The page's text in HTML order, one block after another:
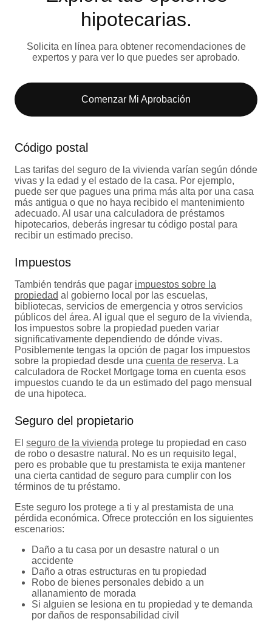
hipotecarias.
Solicita en línea para obtener recomendaciones de
expertos y para ver lo que puedes ser aprobado.
Comenzar Mi Aprobación
Código postal
Las tarifas del seguro de la vivienda varían según dónde
vivas y la edad y el estado de la casa. Por ejemplo,
puede ser que pagues una prima más alta por una casa
más antigua o que no haya recibido el mantenimiento
adecuado. Al usar una calculadora de préstamos
hipotecarios, deberás ingresar tu código postal para
recibir un estimado preciso.
Impuestos
También tendrás que pagar impuestos sobre la
propiedad al gobierno local por las escuelas,
bibliotecas, servicios de emergencia y otros servicios
públicos del área. Al igual que el seguro de la vivienda,
los impuestos sobre la propiedad pueden variar
significativamente dependiendo de dónde vivas.
Posiblemente tengas la opción de pagar los impuestos
sobre la propiedad desde una cuenta de reserva. La
calculadora de Rocket Mortgage toma en cuenta esos
impuestos cuando te da un estimado del pago mensual
de una hipoteca.
Seguro del propietario
El seguro de la vivienda protege tu propiedad en caso
de robo o desastre natural. No es un requisito legal,
pero es probable que tu prestamista te exija mantener
una cierta cantidad de seguro para cumplir con los
términos de tu préstamo.
Este seguro los protege a ti y al prestamista de una
pérdida económica. Ofrece protección en los siguientes
escenarios:
Daño a tu casa por un desastre natural o un
accidente
Daño a otras estructuras en tu propiedad
Robo de bienes personales debido a un
allanamiento de morada
Si alguien se lesiona en tu propiedad y te demanda
por daños de responsabilidad civil